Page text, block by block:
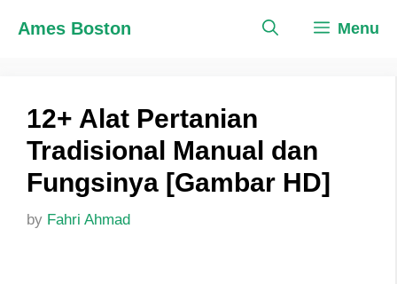
Ames Boston Menu
12+ Alat Pertanian
Tradisional Manual dan
Fungsinya [Gambar HD]
by Fahri Ahmad